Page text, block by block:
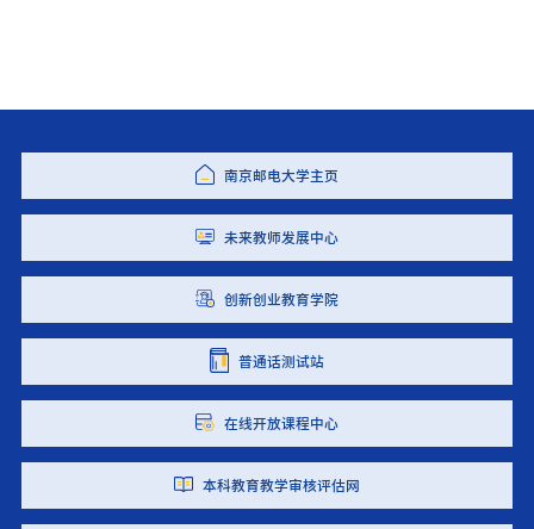
南京邮电大学主页
未来教师发展中心
创新创业教育学院
普通话测试站
在线开放课程中心
本科教育教学审核评估网